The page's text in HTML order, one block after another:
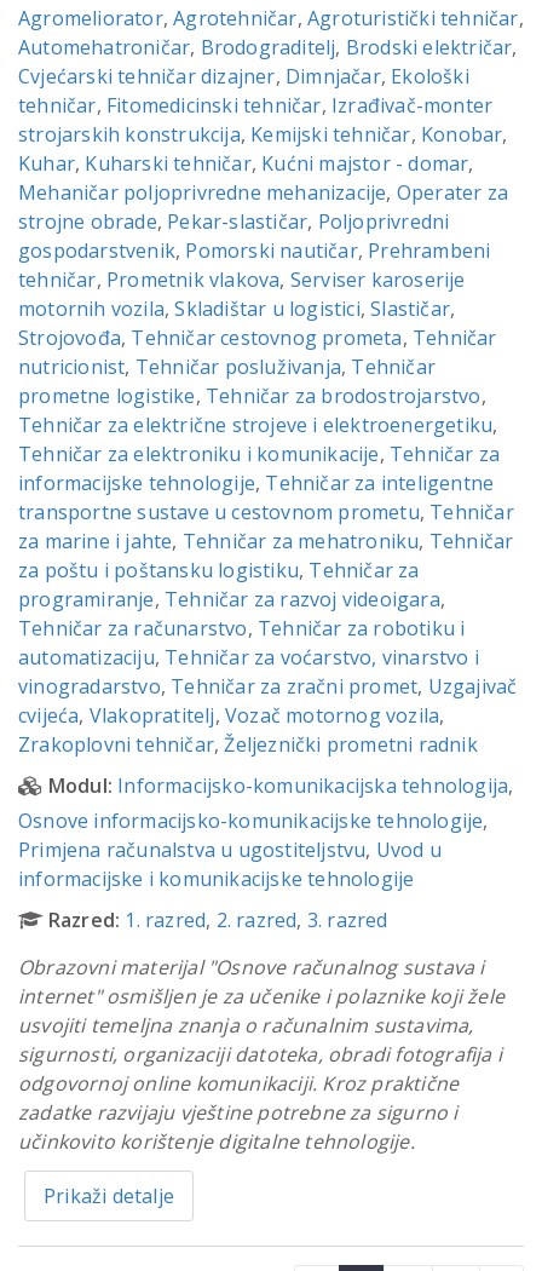
Agromeliorator,Agrotehničar,Agroturistički tehničar,
Automehatroničar, Brodograditelj, Brodski električar,
Cvjećarski tehničar dizajner, Dimnjačar, Ekološki
tehničar, Fitomedicinski tehničar, Izrađivač-monter
strojarskih konstrukcija, Kemijski tehničar, Konobar,
Kuhar, Kuharski tehničar, Kućni majstor - domar,
Mehaničar poljoprivredne mehanizacije, Operater za
strojne obrade, Pekar-slastičar, Poljoprivredni
gospodarstvenik, Pomorski nautičar, Prehrambeni
tehničar, Prometnik vlakova, Serviser karoserije
motornih vozila,Skladištar u logistici,Slastičar,
Strojovođa, Tehničar cestovnog prometa, Tehničar
nutricionist, Tehničar posluživanja, Tehničar
prometne logistike, Tehničar za brodostrojarstvo,
Tehničar za električne strojeve i elektroenergetiku,
Tehničar za elektroniku i komunikacije, Tehničar za
informacijske tehnologije, Tehničar za inteligentne
transportne sustave u cestovnom prometu, Tehničar
za marine i jahte, Tehničar za mehatroniku, Tehničar
za poštu i poštansku logistiku, Tehničar za
programiranje, Tehničar za razvoj videoigara,
Tehničar za računarstvo, Tehničar za robotiku i
automatizaciju, Tehničar za voćarstvo, vinarstvo i
vinogradarstvo, Tehničar za zračni promet, Uzgajivač
cvijeća, Vlakopratitelj,Vozač motornog vozila,
Zrakoplovni tehničar,Željeznički prometni radnik
Modul: Informacijsko-komunikacijska tehnologija,
Osnove informacijsko-komunikacijske tehnologije,
Primjena računalstva u ugostiteljstvu, Uvod u
informacijske i komunikacijske tehnologije
Razred: 1. razred, 2. razred, 3. razred
Obrazovni materijal "Osnove računalnog sustava i
internet" osmišljen je za učenike i polaznike koji žele
usvojiti temeljna znanja o računalnim sustavima,
sigurnosti, organizaciji datoteka, obradi fotografija i
odgovornoj online komunikaciji. Kroz praktične
zadatke razvijaju vještine potrebne za sigurno i
učinkovito korištenje digitalne tehnologije.
Prikaži detalje